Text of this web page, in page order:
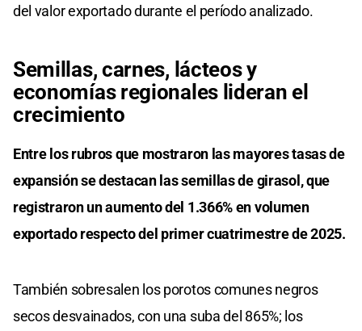
del valor exportado durante el período analizado.
Semillas, carnes, lácteos y
economías regionales lideran el
crecimiento
Entre los rubros que mostraron las mayores tasas de
expansión se destacan las semillas de girasol, que
registraron un aumento del 1.366% en volumen
exportado respecto del primer cuatrimestre de 2025.
También sobresalen los porotos comunes negros
secos desvainados, con una suba del 865%; los